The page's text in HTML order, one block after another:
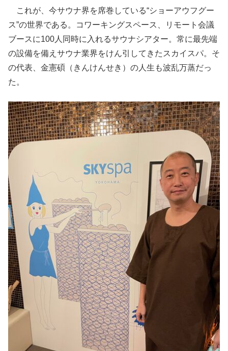
これが、今サウナ界を席巻している“ショーアウフグー
ス”の世界である。コワーキングスペース、リモート会議
ブースに100人同時に入れるサウナシアター。常に最先端
の設備を備えサウナ業界をけん引してきたスカイスパ。そ
の代表、金憲碩（きんけんせき）の人生も波乱万蒸だっ
た。